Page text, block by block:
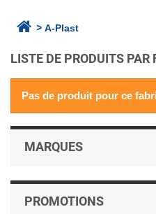
> A-Plast
LISTE DE PRODUITS
Pas de produit pour ce
MARQUES
PROMOTIONS